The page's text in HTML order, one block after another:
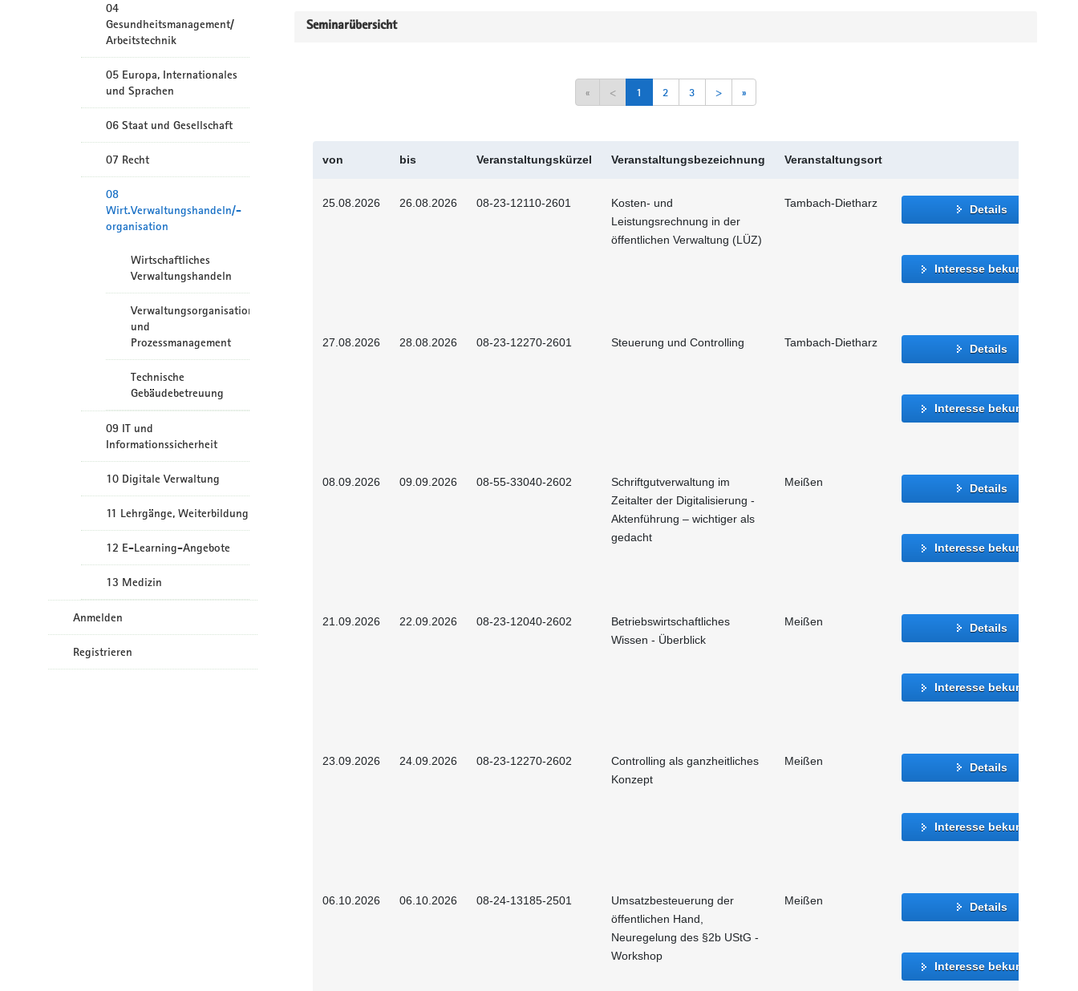
04
Gesundheitsmanagement/
Arbeitstechnik
05 Europa, Internationales
und Sprachen
06 Staat und Gesellschaft
07 Recht
08
Wirt.Verwaltungshandeln/-
organisation
Wirtschaftliches
Verwaltungshandeln
Verwaltungsorganisation
und
Prozessmanagement
Technische
Gebäudebetreuung
09 IT und
Informationssicherheit
10 Digitale Verwaltung
11 Lehrgänge, Weiterbildung
12 E-Learning-Angebote
13 Medizin
Anmelden
Registrieren
Seminarübersicht
« < 1 2 3 > »
von bis Veranstaltungskürzel Veranstaltungsbezeichnung Veranstaltungsort
25.08.2026 26.08.2026 08-23-12110-2601
Kosten- und
Leistungsrechnung in der
öffentlichen Verwaltung (LÜZ)
Tambach-Dietharz Details
Interesse bekunden
27.08.2026 28.08.2026 08-23-12270-2601 Steuerung und Controlling Tambach-Dietharz Details
Interesse bekunden
08.09.2026 09.09.2026 08-55-33040-2602
Schriftgutverwaltung im
Zeitalter der Digitalisierung -
Aktenführung – wichtiger als
gedacht
Meißen Details
Interesse bekunden
21.09.2026 22.09.2026 08-23-12040-2602
Betriebswirtschaftliches
Wissen - Überblick
Meißen Details
Interesse bekunden
23.09.2026 24.09.2026 08-23-12270-2602
Controlling als ganzheitliches
Konzept
Meißen Details
Interesse bekunden
06.10.2026 06.10.2026 08-24-13185-2501
Umsatzbesteuerung der
öffentlichen Hand,
Neuregelung des §2b UStG -
Workshop
Meißen Details
Interesse bekunden